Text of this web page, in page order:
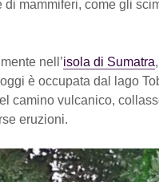
di mammiferi, come gli
nell’isola di Sumatra
è occupata dal lago
camino vulcanico,
eruzioni.